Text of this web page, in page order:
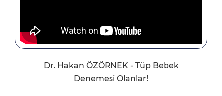
Dr. Hakan ÖZÖRNEK - Tüp Bebek
Denemesi Olanlar!